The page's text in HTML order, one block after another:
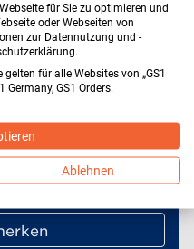
ecr-inmotion.de.
für Sie zu optimieren und
oder Webseiten von
zur Datennutzung und -
für alle Websites von „GS1
Germany, GS1 Orders.
Ablehnen